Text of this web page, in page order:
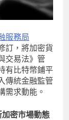
服務局
訂，將加密貨
交易法》管
有比特幣鋪平
傳統金融監管
需求動能。
加密市場動態